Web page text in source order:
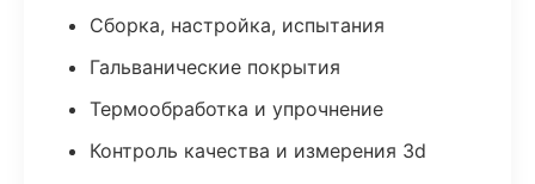
Сборка, настройка, испытания
Гальванические покрытия
Термообработка и упрочнение
Контроль качества и измерения 3d